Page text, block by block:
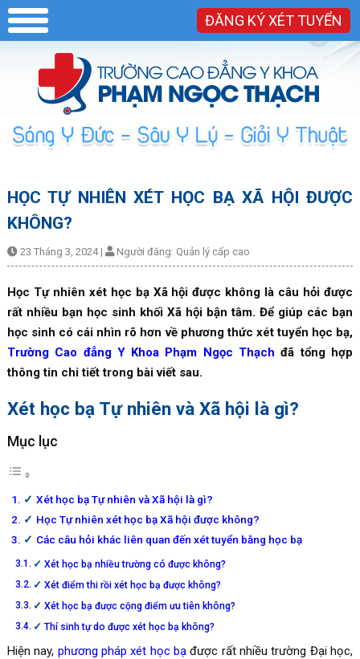
ĐĂNG KÝ XÉT TUYỂN
HỌC TỰ NHIÊN XÉT HỌC BẠ XÃ HỘI ĐƯỢC
KHÔNG?
23 Tháng 3, 2024 | Người đăng: Quản lý cấp cao
Học Tự nhiên xét học bạ Xã hội được không là câu hỏi được
rất nhiều bạn học sinh khối Xã hội bận tâm. Để giúp các bạn
học sinh có cái nhìn rõ hơn về phương thức xét tuyển học bạ,
Trường Cao đẳng Y Khoa Phạm Ngọc Thạch đã tổng hợp
thông tin chi tiết trong bài viết sau.
Xét học bạ Tự nhiên và Xã hội là gì?
Mục lục
Xét học bạ Tự nhiên và Xã hội là gì?
Học Tự nhiên xét học bạ Xã hội được không?
Các câu hỏi khác liên quan đến xét tuyển bằng học bạ
Xét học bạ nhiều trường có được không?
Xét điểm thi rồi xét học bạ được không?
Xét học bạ được cộng điểm ưu tiên không?
Thí sinh tự do được xét học bạ không?
Hiện nay, phương pháp xét học bạ được rất nhiều trường Đại học,